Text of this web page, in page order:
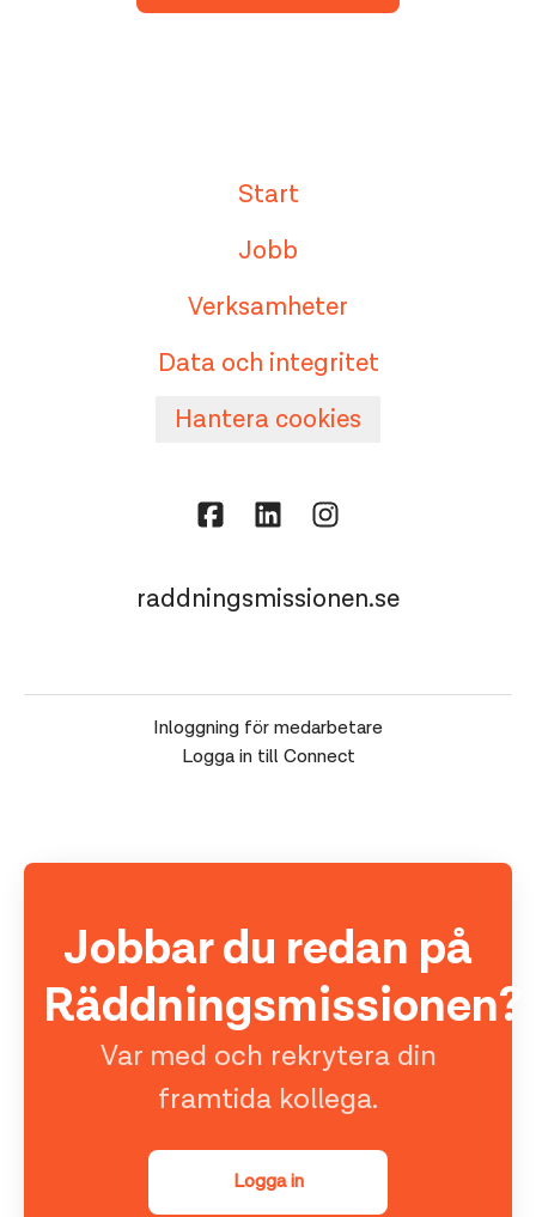
Start
Jobb
Verksamheter
Data och integritet
Hantera cookies
raddningsmissionen.se
Inloggning för medarbetare
Logga in till Connect
Jobbar du redan på
Räddningsmissionen?
Var med och rekrytera din
framtida kollega.
Logga in